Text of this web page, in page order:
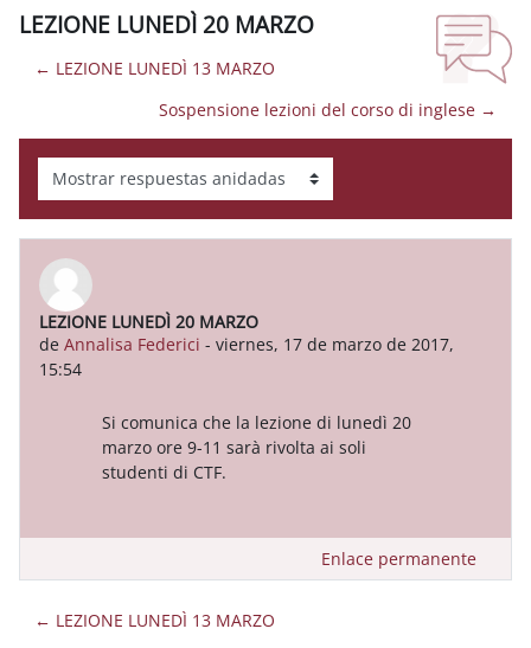
LEZIONE LUNEDÌ 20 MARZO
← LEZIONE LUNEDÌ 13 MARZO
Sospensione lezioni del corso di inglese →
Mostrar modo
LEZIONE LUNEDÌ 20 MARZO
de Annalisa Federici - viernes, 17 de marzo de 2017,
15:54
Número de respuestas: 0
Si comunica che la lezione di lunedì 20
marzo ore 9-11 sarà rivolta ai soli
studenti di CTF.
Enlace permanente
← LEZIONE LUNEDÌ 13 MARZO